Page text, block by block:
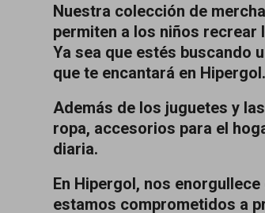
Nuestra colección de
permiten a los niños recrear
Ya sea que estés buscando
que te encantará en Hipergol.
Además de los juguetes y
ropa, accesorios para el
diaria.
En Hipergol, nos
estamos comprometidos a